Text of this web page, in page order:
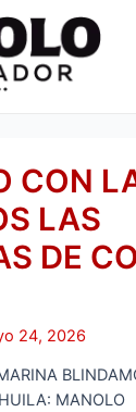
CON
LAS
DE
24, 2026
MANOLO